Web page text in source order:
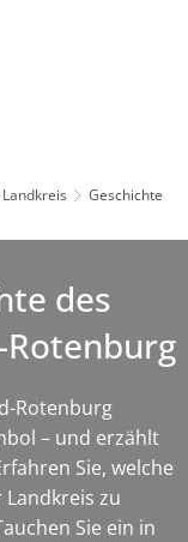
Geschichte
des
Rotenburg
– und erzählt
Sie, welche
zu
Sie ein in